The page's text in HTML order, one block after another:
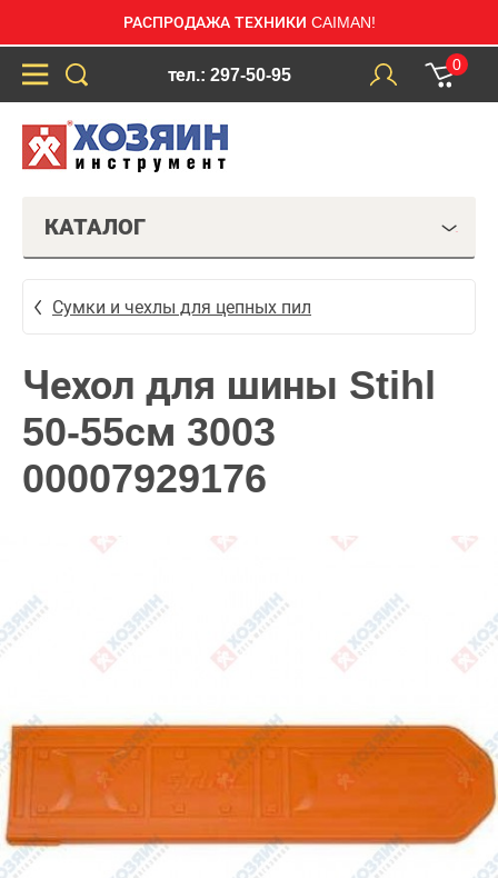
РАСПРОДАЖА ТЕХНИКИ CAIMAN!
тел.: 297-50-95
0
КАТАЛОГ
Сумки и чехлы для цепных пил
Чехол для шины Stihl
50-55см 3003
00007929176